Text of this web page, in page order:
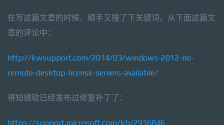
在写这篇文章的时候，顺手又搜了下关键词，从下面这篇文
章的评论中：
http://kwsupport.com/2014/03/windows-2012-no-
remote-desktop-license-servers-available/
得知微软已经发布过修复补丁了：
https://support.microsoft.com/kb/2916846